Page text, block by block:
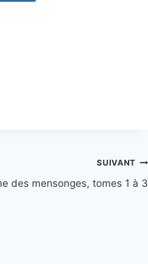
SUIVANT
des mensonges, tomes 1 à 3